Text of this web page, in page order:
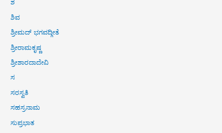
ಶ
ಶಿವ
ಶ್ರೀಮದ್ ಭಗವದ್ಗೀತೆ
ಶ್ರೀರಾಮಕೃಷ್ಣ
ಶ್ರೀಶಾರದಾದೇವಿ
ಸ
ಸರಸ್ವತಿ
ಸಹಸ್ರನಾಮ
ಸುಪ್ರಭಾತ